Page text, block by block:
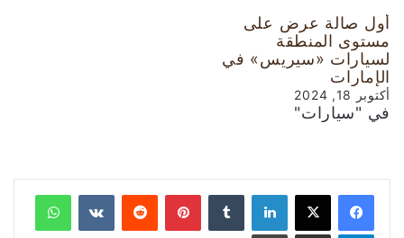
أول صالة عرض على
مستوى المنطقة
لسيارات «سيريس» في
الإمارات
أكتوبر 18, 2024
في "سيارات"
لينكدإن بينتيريست